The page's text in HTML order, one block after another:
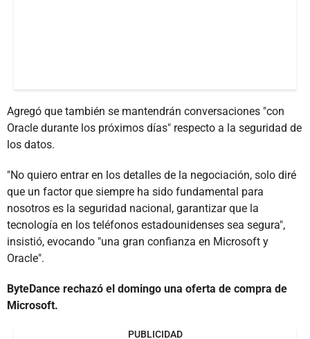
Agregó que también se mantendrán conversaciones "con
Oracle durante los próximos días" respecto a la seguridad de
los datos.
"No quiero entrar en los detalles de la negociación, solo diré
que un factor que siempre ha sido fundamental para
nosotros es la seguridad nacional, garantizar que la
tecnología en los teléfonos estadounidenses sea segura",
insistió, evocando "una gran confianza en Microsoft y
Oracle".
ByteDance rechazó el domingo una oferta de compra de
Microsoft.
PUBLICIDAD